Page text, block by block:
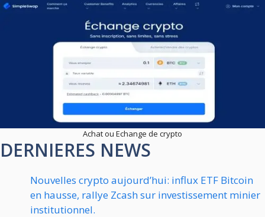
Achat ou Echange de crypto
DERNIERES NEWS
Nouvelles crypto aujourd’hui: influx ETF Bitcoin
en hausse, rallye Zcash sur investissement minier
institutionnel.